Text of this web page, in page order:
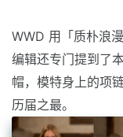
WWD 用「质朴浪
编辑还专门提到了
帽，模特身上的项
历届之最。